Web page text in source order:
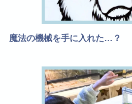
魔法の機械を手に入れた…？